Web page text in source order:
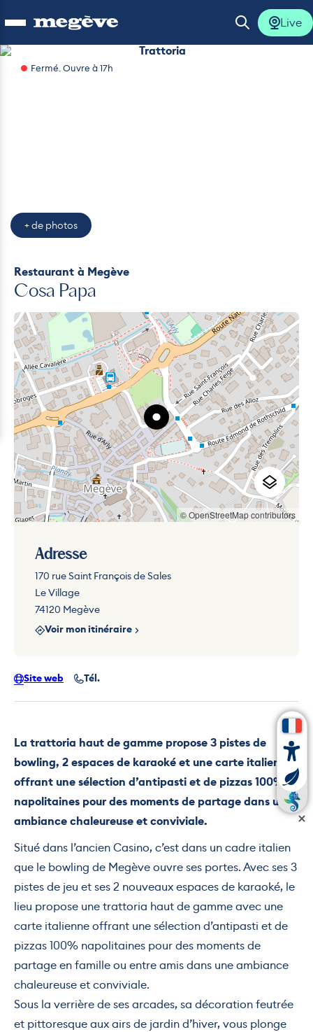
Ouvrir le menu Ouvrir la
Live
Restaurant à Megève
Cosa Papa
Trattoria
+ de photos
Fermé. Ouvre à 17h
La trattoria haut de gamme propose 3 pistes de
bowling, 2 espaces de karaoké et une carte italienne
offrant une sélection d’antipasti et de pizzas 100%
napolitaines pour des moments de partage dans une
ambiance chaleureuse et conviviale.
Situé dans l’ancien Casino, c’est dans un cadre italien
que le bowling de Megève ouvre ses portes. Avec ses 3
pistes de jeu et ses 2 nouveaux espaces de karaoké, le
lieu propose une trattoria haut de gamme avec une
carte italienne offrant une sélection d’antipasti et de
pizzas 100% napolitaines pour des moments de
partage en famille ou entre amis dans une ambiance
chaleureuse et conviviale.
Sous la verrière de ses arcades, sa décoration feutrée
et pittoresque aux airs de jardin d’hiver, vous plonge
© OpenStreetMap contributors
Adresse
170 rue Saint François de Sales
Le Village
74120 Megève
Voir mon itinéraire
Site web Tél.